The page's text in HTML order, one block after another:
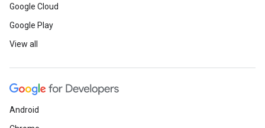
Google Cloud
Google Play
View all
Android